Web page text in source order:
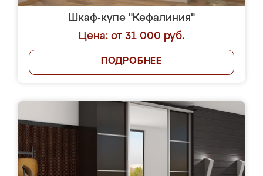
Шкаф-купе "Кефалиния"
Цена: от 31 000 руб.
ПОДРОБНЕЕ